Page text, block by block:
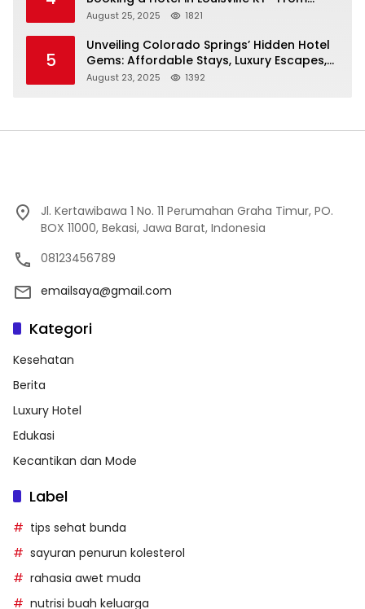
Cheap to Luxe!
August 25, 2025 1821
5
Unveiling Colorado Springs’ Hidden Hotel
Gems: Affordable Stays, Luxury Escapes,
and Everything In Between!
August 23, 2025 1392
Jl. Kertawibawa 1 No. 11 Perumahan Graha Timur, PO.
BOX 11000, Bekasi, Jawa Barat, Indonesia
08123456789
emailsaya@gmail.com
Kategori
Kesehatan
Berita
Luxury Hotel
Edukasi
Kecantikan dan Mode
Label
tips sehat bunda
sayuran penurun kolesterol
rahasia awet muda
nutrisi buah keluarga